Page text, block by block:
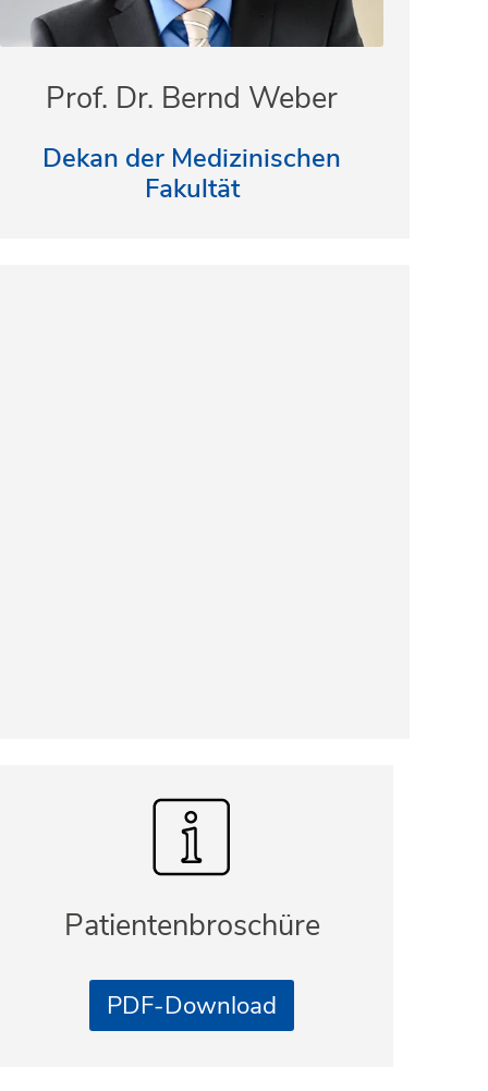
Prof. Dr. Bernd Weber
Dekan der Medizinischen
Fakultät
Patientenbroschüre
PDF-Download